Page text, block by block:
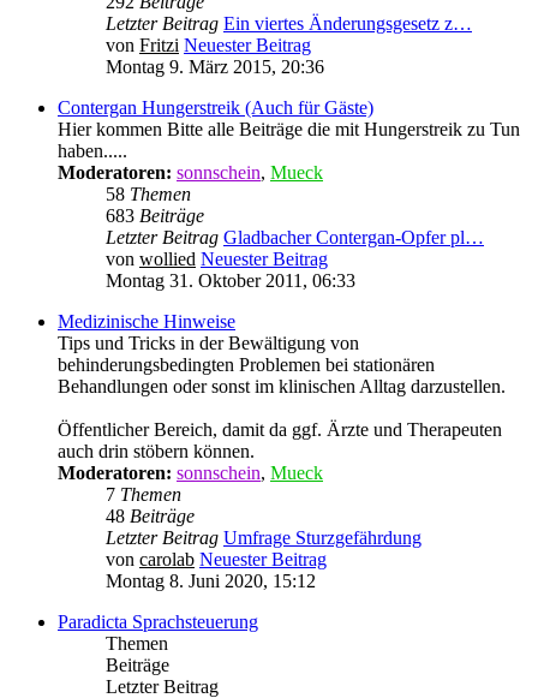
Letzter Beitrag Ein viertes Änderungsgesetz z…
von Fritzi Neuester Beitrag
Montag 9. März 2015, 20:36
Contergan Hungerstreik (Auch für Gäste)
Hier kommen Bitte alle Beiträge die mit Hungerstreik zu Tun
haben.....
Moderatoren: sonnschein, Mueck
58 Themen
683 Beiträge
Letzter Beitrag Gladbacher Contergan-Opfer pl…
von wollied Neuester Beitrag
Montag 31. Oktober 2011, 06:33
Medizinische Hinweise
Tips und Tricks in der Bewältigung von
behinderungsbedingten Problemen bei stationären
Behandlungen oder sonst im klinischen Alltag darzustellen.
Öffentlicher Bereich, damit da ggf. Ärzte und Therapeuten
auch drin stöbern können.
Moderatoren: sonnschein, Mueck
7 Themen
48 Beiträge
Letzter Beitrag Umfrage Sturzgefährdung
von carolab Neuester Beitrag
Montag 8. Juni 2020, 15:12
Paradicta Sprachsteuerung
Themen
Beiträge
Letzter Beitrag